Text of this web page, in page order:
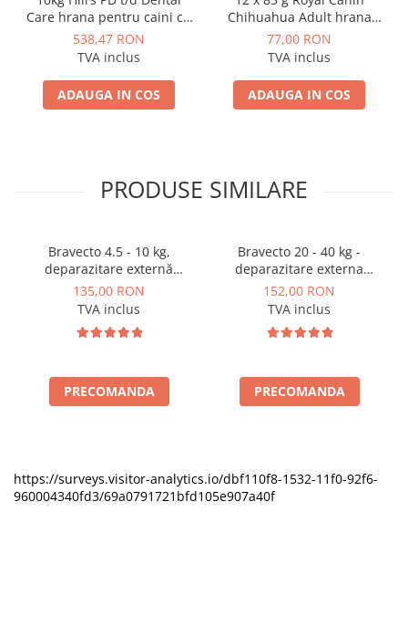
Care hrana pentru caini cu
probleme dentare
538,47 RON
TVA inclus
ADAUGA IN COS
Chihuahua Adult hrana
umeda caine
77,00 RON
TVA inclus
ADAUGA IN COS
PRODUSE SIMILARE
Bravecto 4.5 - 10 kg,
deparazitare externă
pentru câini
135,00 RON
TVA inclus
PRECOMANDA
Bravecto 20 - 40 kg -
deparazitare externa
pentru caini
152,00 RON
TVA inclus
PRECOMANDA
https://surveys.visitor-analytics.io/dbf110f8-1532-11f0-92f6-
960004340fd3/69a0791721bfd105e907a40f